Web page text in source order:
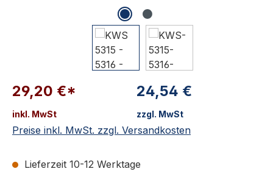
29,20 €*
inkl. MwSt
24,54 €
zzgl. MwSt
Preise inkl. MwSt. zzgl. Versandkosten
Lieferzeit 10-12 Werktage